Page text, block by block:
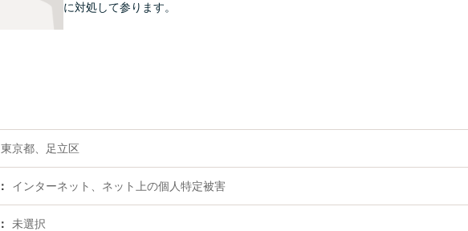
に対処して参ります。
東京都、足立区
インターネット、ネット上の個人特定被害
未選択